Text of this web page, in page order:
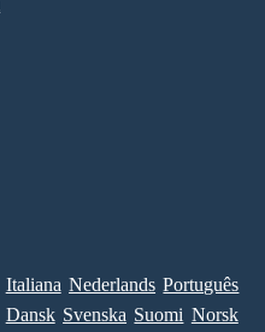
Italiana Nederlands Português
Dansk Svenska Suomi Norsk